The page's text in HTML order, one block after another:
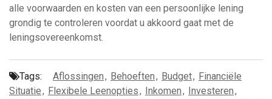
alle voorwaarden en kosten van een persoonlijke lening
grondig te controleren voordat u akkoord gaat met de
leningsovereenkomst.
Tags: Aflossingen, Behoeften, Budget, Financiële
Situatie, Flexibele Leenopties, Inkomen, Investeren,